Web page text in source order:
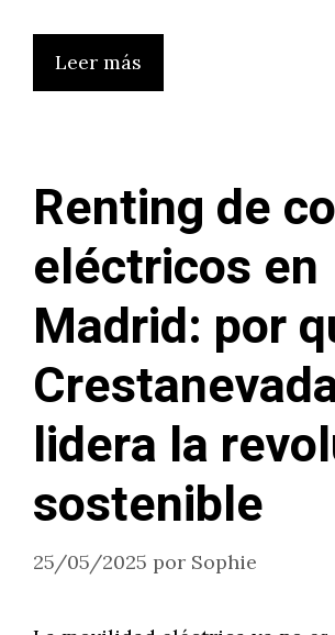
Leer más
Renting de
eléctricos en
Madrid: por
lidera la
sostenible
25/05/2025 por Sophie